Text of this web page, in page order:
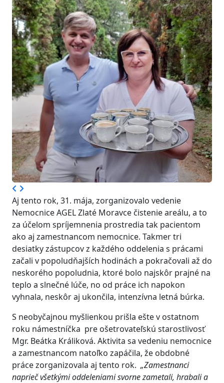
Aj tento rok, 31. mája, zorganizovalo vedenie
Nemocnice AGEL Zlaté Moravce čistenie areálu, a to
za účelom spríjemnenia prostredia tak pacientom
ako aj zamestnancom nemocnice. Takmer tri
desiatky zástupcov z každého oddelenia s prácami
začali v popoludňajších hodinách a pokračovali až do
neskorého popoludnia, ktoré bolo najskôr prajné na
teplo a slnečné lúče, no od práce ich napokon
vyhnala, neskôr aj ukončila, intenzívna letná búrka.
S neobyčajnou myšlienkou prišla ešte v ostatnom
roku námestníčka pre ošetrovateľskú starostlivosť
Mgr. Beátka Králiková. Aktivita sa vedeniu nemocnice
a zamestnancom natoľko zapáčila, že obdobné
práce zorganizovala aj tento rok. „Zamestnanci
naprieč všetkými oddeleniami svorne zametali, hrabali a